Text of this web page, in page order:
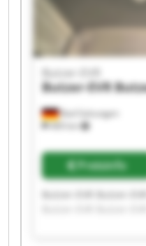
Bad Salzungen
469 km
Butzer-EVR
Butzer-EVR
Preisinfo
Butzer-EVR Butzer-